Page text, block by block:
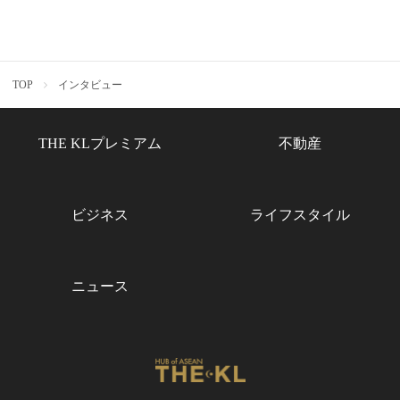
TOP インタビュー
THE KLプレミアム 不動産
ビジネス ライフスタイル
ニュース